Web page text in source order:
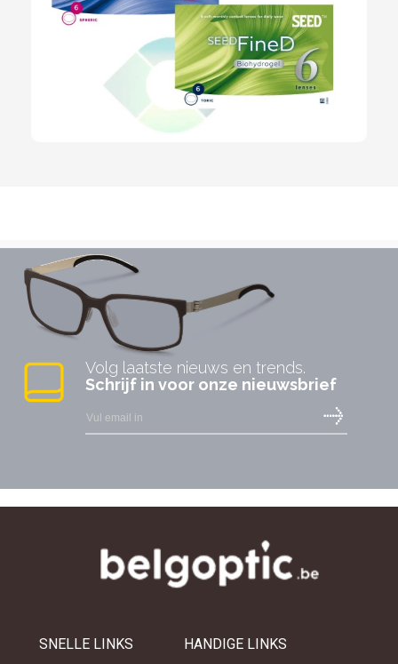
Volg laatste nieuws en trends.
Schrijf in voor onze nieuwsbrief
SNELLE LINKS HANDIGE LINKS